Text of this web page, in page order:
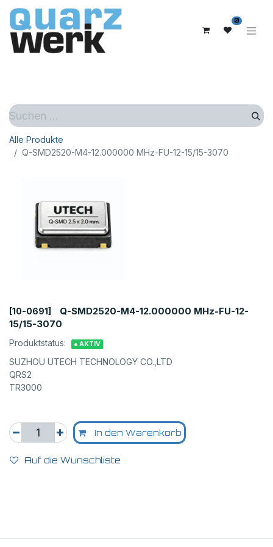
0
Alle Produkte
Q-SMD2520-M4-12.000000 MHz-FU-12-15/15-3070
[10-0691]
Q-SMD2520-M4-12.000000 MHz-FU-12-
15/15-3070
Produktstatus: ● AKTIV
SUZHOU UTECH TECHNOLOGY CO.,LTD
QRS2
TR3000
In den Warenkorb
Auf die Wunschliste